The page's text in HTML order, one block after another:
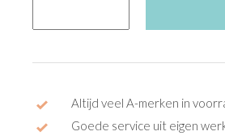
Altijd veel A-merken in
Goede service uit eigen